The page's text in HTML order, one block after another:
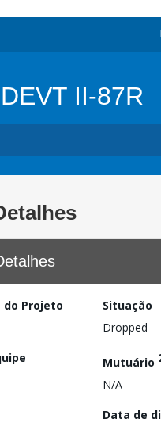
II-87R
do Projeto
Situação
Dropped
Mutuário
N/A
Data de